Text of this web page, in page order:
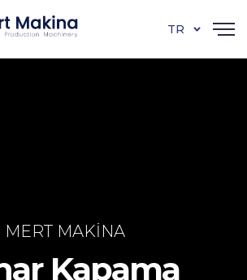
TR
MERT MAKINA
Kapama